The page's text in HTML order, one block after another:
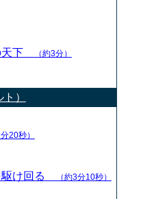
天下 （約3分）
）
分20秒）
駆け回る （約3分10秒）